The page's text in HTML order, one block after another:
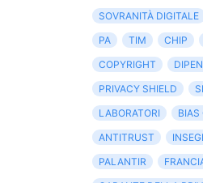
SOVRANITÀ DIGITALE
PA
TIM CHIP
COPYRIGHT
PRIVACY SHIELD
LABORATORI
BIAS
ANTITRUST
PALANTIR